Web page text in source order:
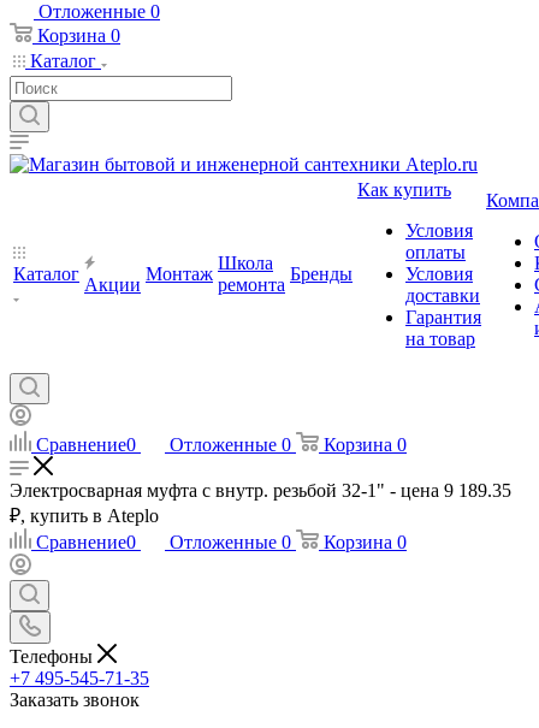
Отложенные 0
Корзина 0
Каталог
Каталог
Акции
Монтаж
Школа
ремонта
Бренды
Как купить
Условия
оплаты
Условия
доставки
Гарантия
на товар
Сравнение0 Отложенные 0 Корзина 0
Электросварная муфта с внутр. резьбой 32-1" - цена 9 189.35
₽, купить в Ateplo
Сравнение0 Отложенные 0 Корзина 0
Телефоны
+7 495-545-71-35
Заказать звонок